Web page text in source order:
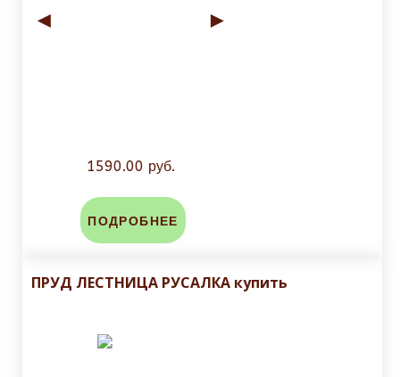
◄ ►
1590.00 руб.
ПОДРОБНЕЕ
ПРУД ЛЕСТНИЦА РУСАЛКА купить